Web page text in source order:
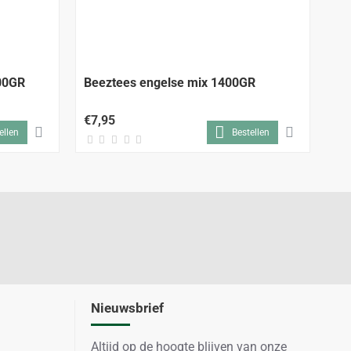
Beeztees engelse mix 1400GR
€7,95
Bestellen
Nieuwsbrief
Altijd op de hoogte blijven van onze